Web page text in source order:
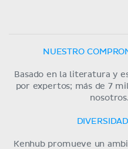
NUESTRO
Basado en la literatura y
por expertos; más de 7
nosotros.
Kenhub promueve un